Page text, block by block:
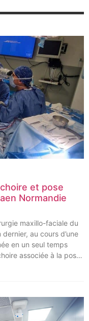
et pose
Normandie
maxillo-faciale du
au cours d’une
en un seul temps
associée à la pose